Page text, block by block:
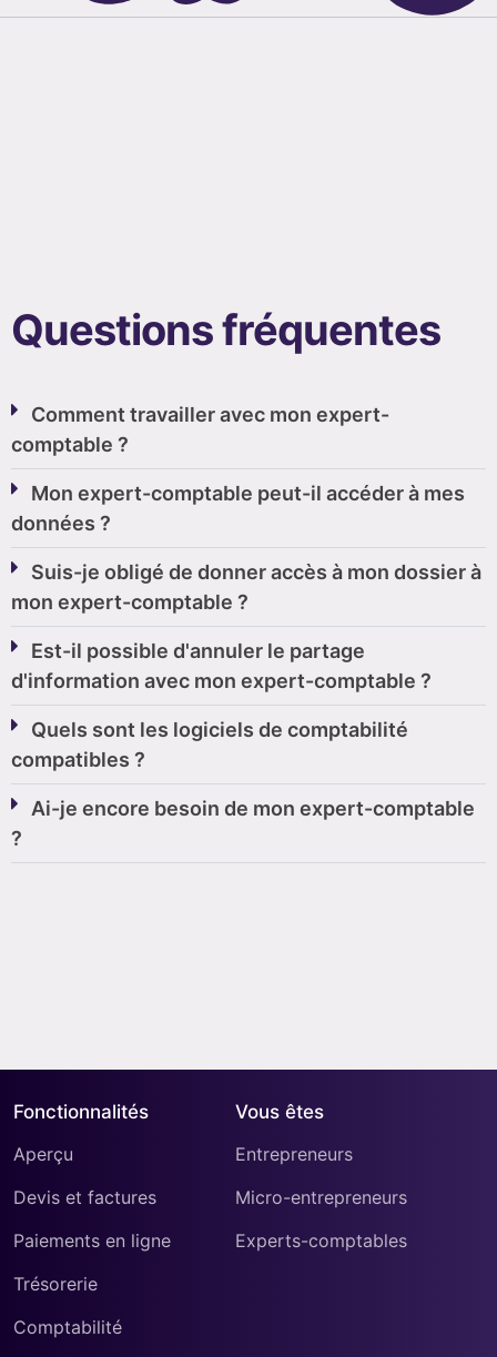
Questions fréquentes
Comment travailler avec mon expert-
comptable ?
Mon expert-comptable peut-il accéder à mes
données ?
Suis-je obligé de donner accès à mon dossier à
mon expert-comptable ?
Est-il possible d'annuler le partage
d'information avec mon expert-comptable ?
Quels sont les logiciels de comptabilité
compatibles ?
Ai-je encore besoin de mon expert-comptable
?
Fonctionnalités
Aperçu
Devis et factures
Paiements en ligne
Trésorerie
Comptabilité
Vous êtes
Entrepreneurs
Micro-entrepreneurs
Experts-comptables